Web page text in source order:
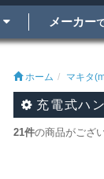
メーカー
ホーム マキタ
充電式ハ
21件の商品がござ